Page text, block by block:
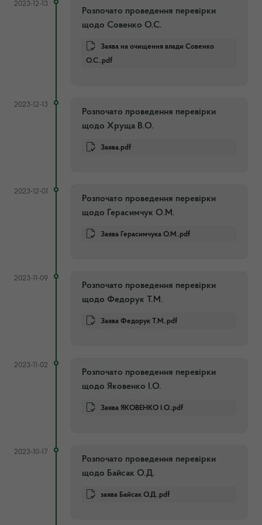
2023-12-13
Розпочато проведення перевірки
щодо Совенко О.С.
Заява на очищення влади Совенко
О.С..pdf
2023-12-13
Розпочато проведення перевірки
щодо Хруща В.О.
Заява.pdf
2023-12-01
Розпочато проведення перевірки
щодо Герасимчук О.М.
Заява Герасимчука О.М..pdf
2023-11-09
Розпочато проведення перевірки
щодо Федорук Т.М.
Заява Федорук Т.М..pdf
2023-11-02
Розпочато проведення перевірки
щодо Яковенко І.О.
Заява ЯКОВЕНКО І.О..pdf
2023-10-17
Розпочато проведення перевірки
щодо Байсак О.Д.
заява Байсак О.Д..pdf